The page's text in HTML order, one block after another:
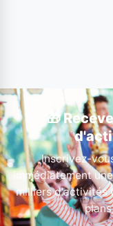
🎁
Inscrivez-
immédiatement
milliers d'activités